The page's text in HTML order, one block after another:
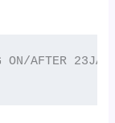
ON/AFTER 23JAN